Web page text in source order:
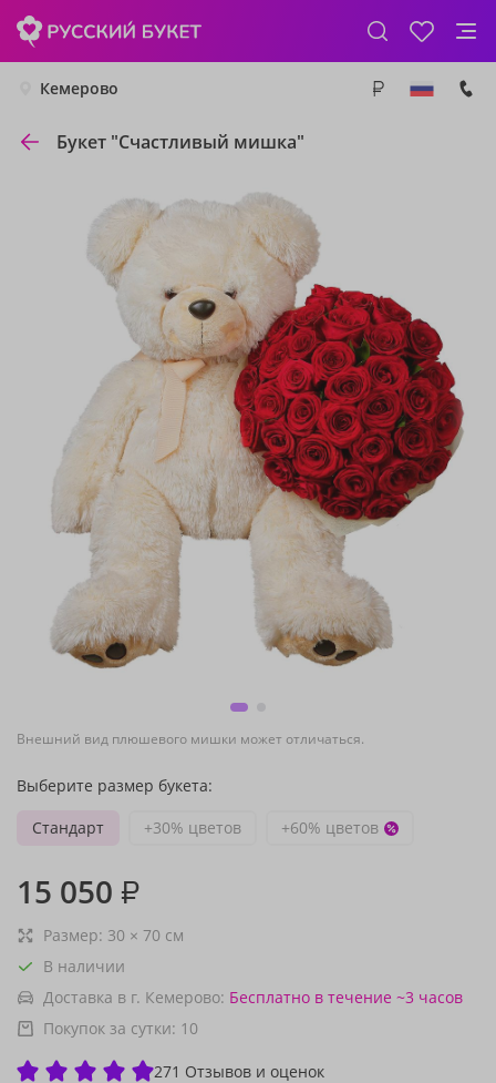
Кемерово
Букет "Счастливый мишка"
Внешний вид плюшевого мишки может отличаться.
Выберите размер букета:
Стандарт
+30% цветов +60% цветов
15 050 ₽
Размер: 30 × 70 см
В наличии
Доставка в г. Кемерово: Бесплатно в течение ~3 часов
Покупок за сутки: 10
271 Отзывов и оценок